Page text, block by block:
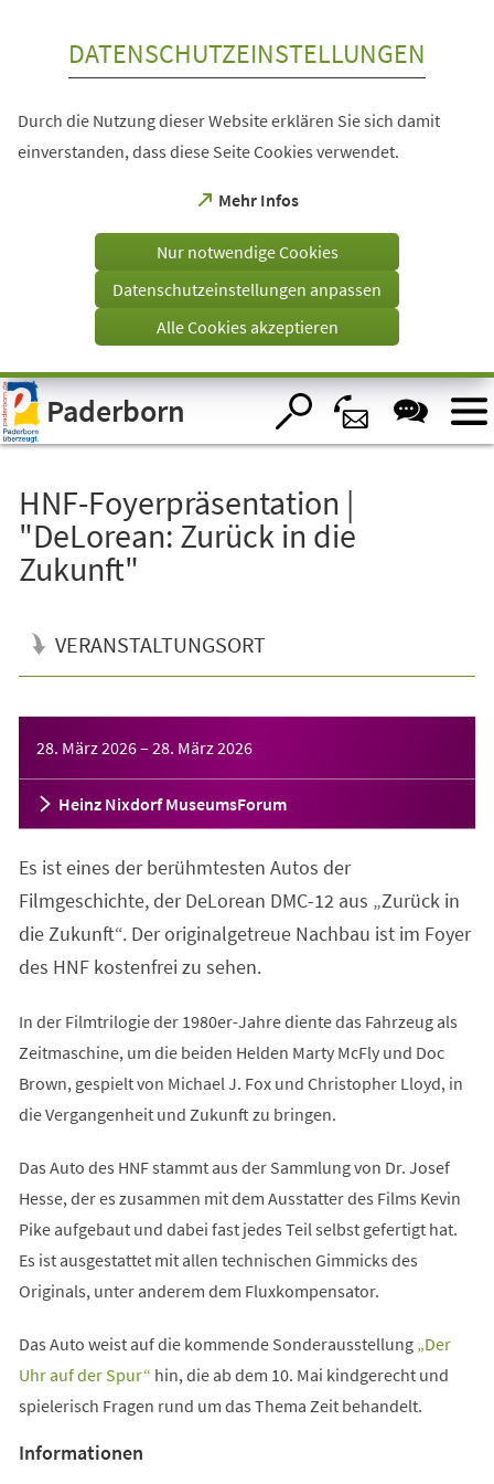
Visuelle
Assistenzsoftware
öffnen.
DATENSCHUTZEINSTELLUNGEN
Durch die Nutzung dieser Website erklären Sie sich damit
einverstanden, dass diese Seite Cookies verwendet.
Mehr Infos
(Öffnet
einem
Tab)
Nur notwendige Cookies
Datenschutzeinstellungen anpassen
Alle Cookies akzeptieren
Paderborn
HNF-Foyerpräsentation |
"DeLorean: Zurück in die
Zukunft"
VERANSTALTUNGSORT
28. März 2026– 28. März 2026
Heinz Nixdorf MuseumsForum
Es ist eines der berühmtesten Autos der
Filmgeschichte, der DeLorean DMC-12 aus „Zurück in
die Zukunft“. Der originalgetreue Nachbau ist im Foyer
des HNF kostenfrei zu sehen.
In der Filmtrilogie der 1980er-Jahre diente das Fahrzeug als
Zeitmaschine, um die beiden Helden Marty McFly und Doc
Brown, gespielt von Michael J. Fox und Christopher Lloyd, in
die Vergangenheit und Zukunft zu bringen.
Das Auto des HNF stammt aus der Sammlung von Dr. Josef
Hesse, der es zusammen mit dem Ausstatter des Films Kevin
Pike aufgebaut und dabei fast jedes Teil selbst gefertigt hat.
Es ist ausgestattet mit allen technischen Gimmicks des
Originals, unter anderem dem Fluxkompensator.
Das Auto weist auf die kommende Sonderausstellung „Der
Uhr auf der Spur“
(Öffnet
neuen
hin, die ab dem 10. Mai kindgerecht und
spielerisch Fragen rund um das Thema Zeit behandelt.
Informationen